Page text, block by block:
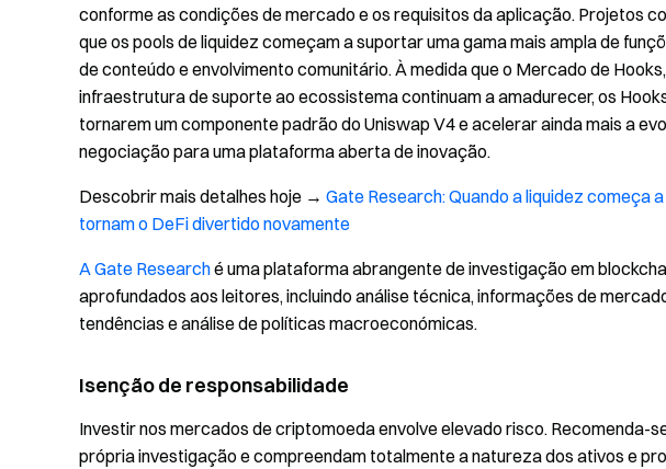
conforme as condições de mercado e os requisitos da aplicação. Projetos
que os pools de liquidez começam a suportar uma gama mais ampla de
de conteúdo e envolvimento comunitário. À medida que o Mercado de
infraestrutura de suporte ao ecossistema continuam a amadurecer, os
tornarem um componente padrão do Uniswap V4 e acelerar ainda mais a
negociação para uma plataforma aberta de inovação.
Descobrir mais detalhes hoje → Gate Research: Quando a liquidez começa
tornam o DeFi divertido novamente
A Gate Researché uma plataforma abrangente de investigação em
aprofundados aos leitores, incluindo análise técnica, informações de
tendências e análise de políticas macroeconómicas.
Isenção de responsabilidade
Investir nos mercados de criptomoeda envolve elevado risco. Recomenda-
própria investigação e compreendam totalmente a natureza dos ativos e